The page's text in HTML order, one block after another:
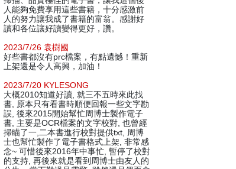
人能夠免費享用這些書籍，十分感激前
人的努力讓我成了書籍的富翁。感謝好
讀和各位讓好讀變得更好，讚。
2023/7/26 袁樹國
好些書都沒有prc檔案，有點遺憾！重新
上架還是令人高興，加油！
2023/7/20 KYLESONG
大概2010知道好讀, 就三不五時來此找
書, 原本只有看書時順便回報一些文字勘
誤, 後來2015開始幫忙周博士製作電子
書, 主要是OCR檔案的文字校對, 也曾經
掃瞄了一,二本書進行校對提供txt, 周博
士也幫忙製作了電子書格式上架, 非常感
念~ 可惜後來2016年中事忙, 暫停了校對
的支持, 再後來就是看到周博士由友人的